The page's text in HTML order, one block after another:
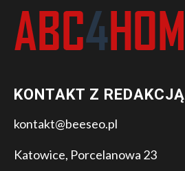
KONTAKT Z REDAKCJĄ
kontakt@beeseo.pl
Katowice, Porcelanowa 23